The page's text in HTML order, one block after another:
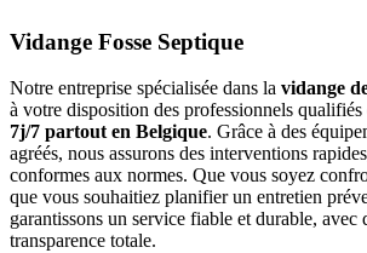
Vidange Fosse Septique
Notre entreprise spécialisée dans la vidange
à votre disposition des professionnels
7j/7 partout en Belgique. Grâce à des
agréés, nous assurons des interventions
conformes aux normes. Que vous soyez
que vous souhaitiez planifier un entretien
garantissons un service fiable et durable, avec
transparence totale.